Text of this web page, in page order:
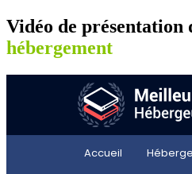
Vidéo de présentation
hébergement